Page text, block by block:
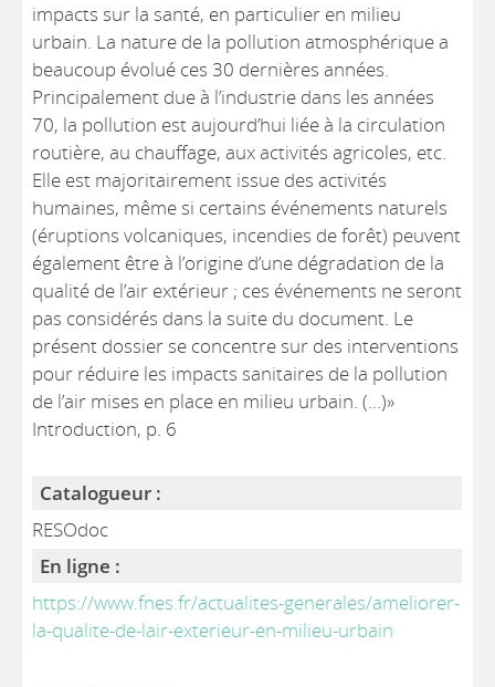
impacts sur la santé, en particulier en milieu
urbain. La nature de la pollution atmosphérique a
beaucoup évolué ces 30 dernières années.
Principalement due à l’industrie dans les années
70, la pollution est aujourd’hui liée à la circulation
routière, au chauffage, aux activités agricoles, etc.
Elle est majoritairement issue des activités
humaines, même si certains événements naturels
(éruptions volcaniques, incendies de forêt) peuvent
également être à l’origine d’une dégradation de la
qualité de l’air extérieur ; ces événements ne seront
pas considérés dans la suite du document. Le
présent dossier se concentre sur des interventions
pour réduire les impacts sanitaires de la pollution
de l’air mises en place en milieu urbain. (…)»
Introduction, p. 6
Catalogueur :
RESOdoc
En ligne :
https://www.fnes.fr/actualites-generales/ameliorer-
la-qualite-de-lair-exterieur-en-milieu-urbain